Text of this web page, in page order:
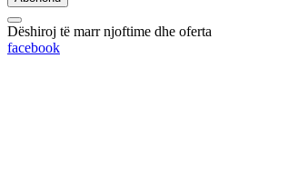
Dëshiroj të marr njoftime dhe oferta
facebook